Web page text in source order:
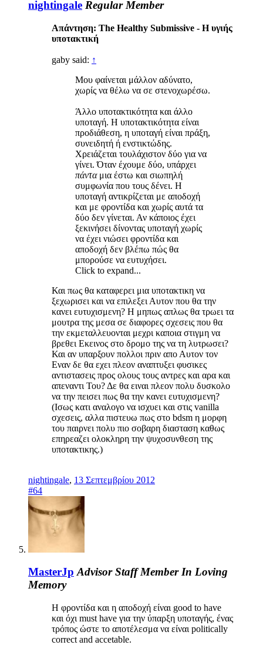
nightingale Regular Member
Απάντηση: The Healthy Submissive - Η υγιής
υποτακτική
gaby said: ↑
Μου φαίνεται μάλλον αδύνατο,
χωρίς να θέλω να σε στενοχωρέσω.
Άλλο υποτακτικότητα και άλλο
υποταγή. Η υποτακτικότητα είναι
προδιάθεση, η υποταγή είναι πράξη,
συνειδητή ή ενστικτώδης.
Χρειάζεται τουλάχιστον δύο για να
γίνει. Όταν έχουμε δύο, υπάρχει
πάνταμια έστω και σιωπηλή
συμφωνία που τους δένει. Η
υποταγή αντικρίζεται με αποδοχή
και με φροντίδα και χωρίς αυτά τα
δύο δεν γίνεται. Αν κάποιος έχει
ξεκινήσει δίνοντας υποταγή χωρίς
να έχει νιώσει φροντίδα και
αποδοχή δεν βλέπω πώς θα
μπορούσε να ευτυχήσει.
Click to expand...
Και πως θα καταφερει μια υποτακτικη να
ξεχωρισει και να επιλεξει Αυτον που θα την
κανει ευτυχισμενη? Η μηπως απλως θα τρωει τα
μουτρα της μεσα σε διαφορες σχεσεις που θα
την εκμεταλλευονται μεχρι καποια στιγμη να
βρεθει Εκεινος στο δρομο της να τη λυτρωσει?
Και αν υπαρξουν πολλοι πριν απο Αυτον τον
Εναν δε θα εχει πλεον αναπτυξει φυσικες
αντιστασεις προς ολους τους αντρες και αρα και
απεναντι Του? Δε θα ειναι πλεον πολυ δυσκολο
να την πεισει πως θα την κανει ευτυχισμενη?
(Iσως κατι αναλογο να ισχυει και στις vanilla
σχεσεις, αλλα πιστευω πως στο bdsm η μορφη
του παιρνει πολυ πιο σοβαρη διασταση καθως
επηρεαζει ολοκληρη την ψυχοσυνθεση της
υποτακτικης.)
nightingale, 13 Σεπτεμβρίου 2012
#64
MasterJp Advisor Staff Member In Loving
Memory
Η φροντίδα και η αποδοχή είναι good to have
και όχι must have για την ύπαρξη υποταγής, ένας
τρόπος ώστε το αποτέλεσμα να είναι politically
correct and accetable.